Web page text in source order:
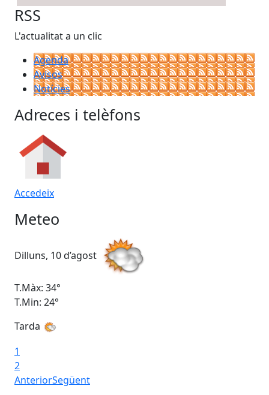
RSS
L'actualitat a un clic
Agenda
Avisos
Notícies
Adreces i telèfons
Accedeix
Meteo
Dilluns, 10 d’agost
T.Màx: 34°
T.Min: 24°
Tarda
1
2
AnteriorSegüent